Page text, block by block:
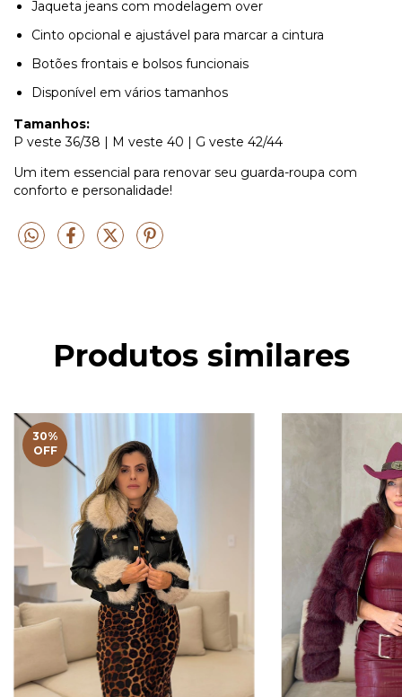
Jaqueta jeans com modelagem over
Cinto opcional e ajustável para marcar a cintura
Botões frontais e bolsos funcionais
Disponível em vários tamanhos
Tamanhos:
P veste 36/38 | M veste 40 | G veste 42/44
Um item essencial para renovar seu guarda-roupa com
conforto e personalidade!
Produtos similares
30%
OFF